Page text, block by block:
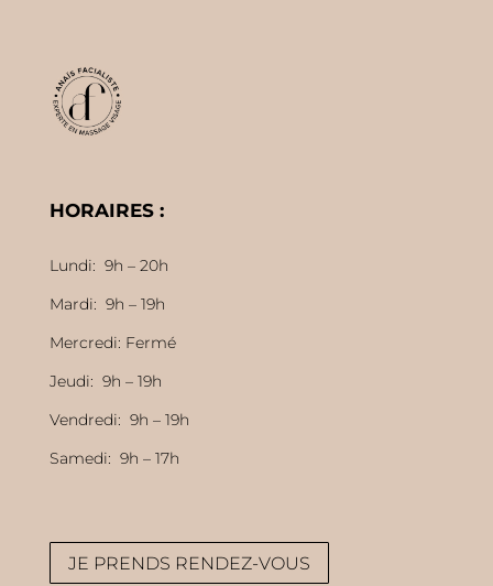
HORAIRES :
Lundi: 9h – 20h
Mardi: 9h – 19h
Mercredi: Fermé
Jeudi: 9h – 19h
Vendredi: 9h – 19h
Samedi: 9h – 17h
JE PRENDS RENDEZ-VOUS